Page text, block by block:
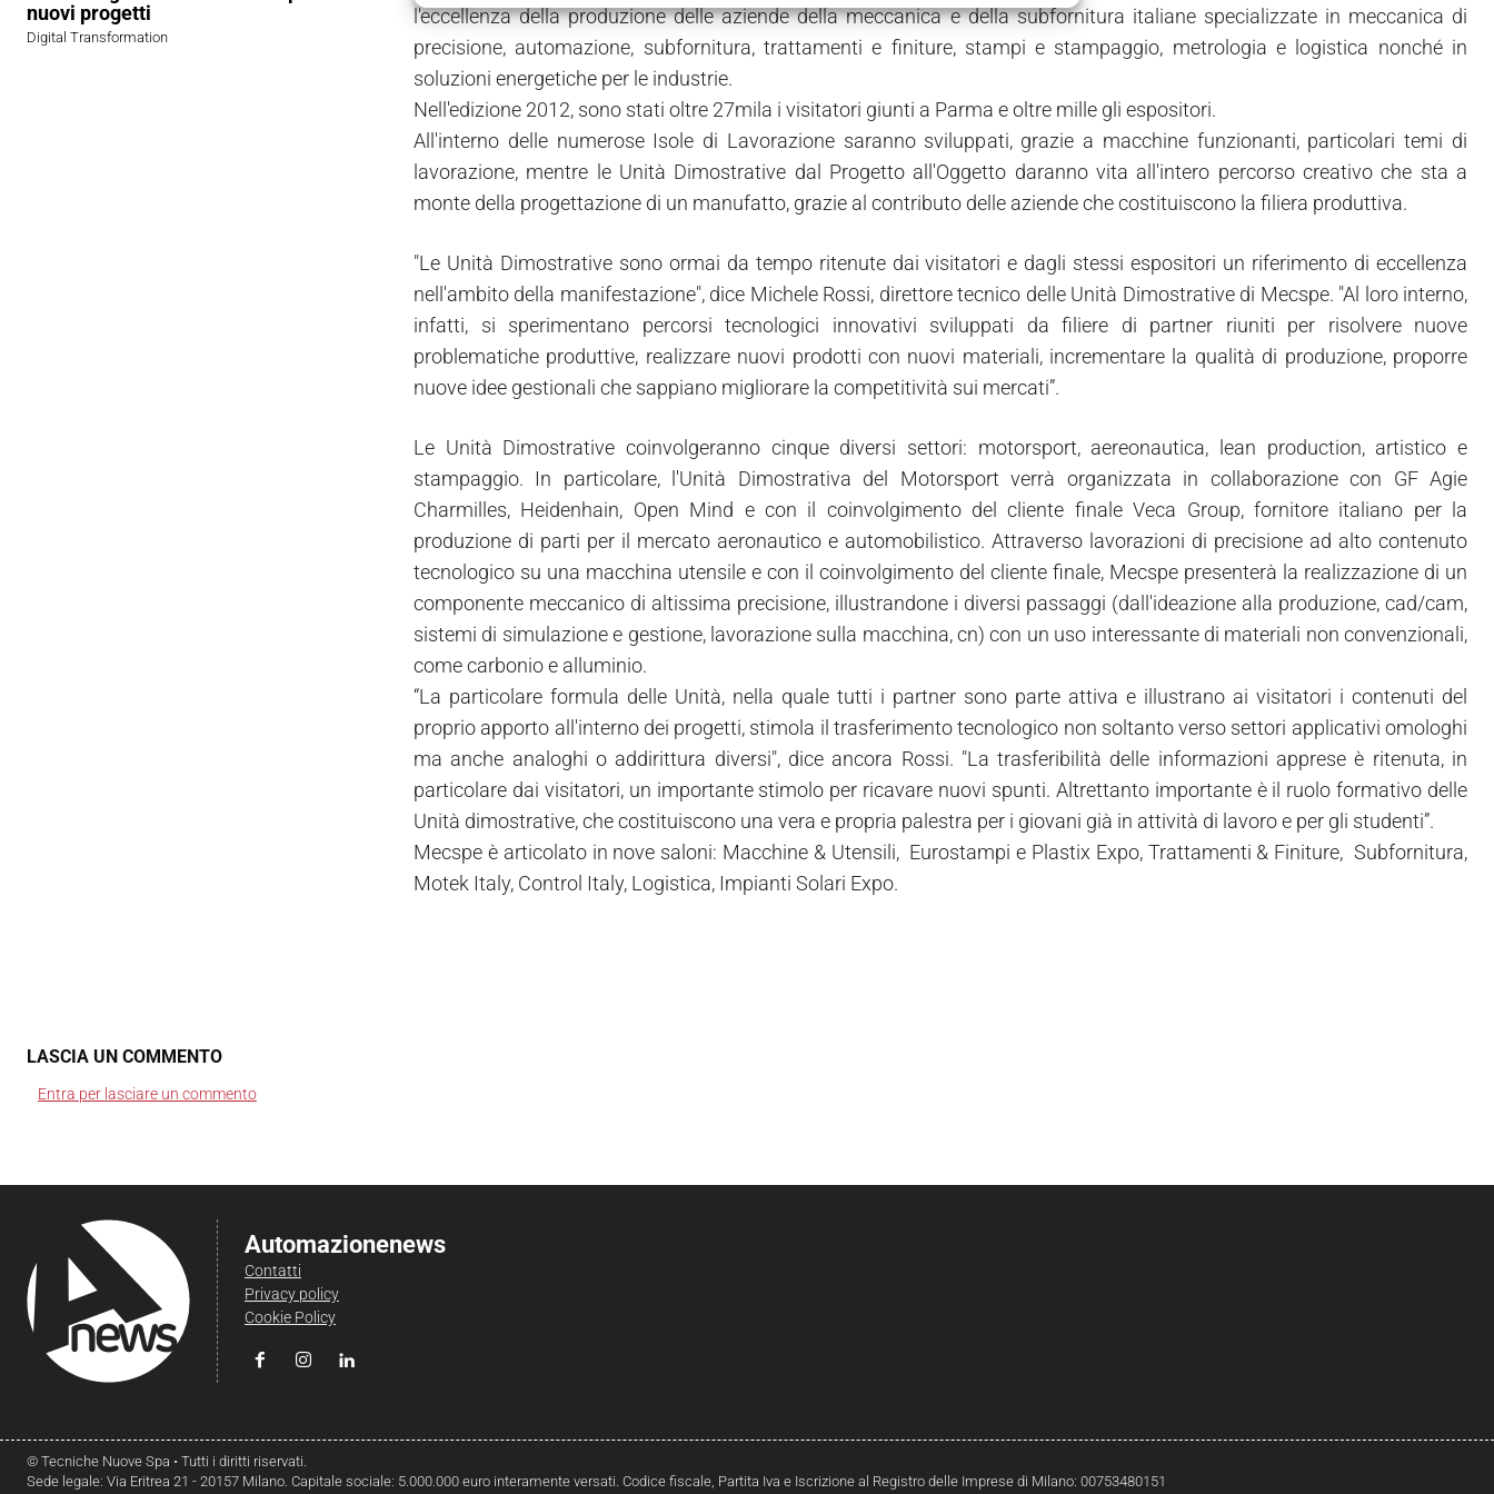
nuovi progetti
Digital Transformation
l'eccellenza della produzione delle aziende della meccanica e della subfornitura italiane specializzate in meccanica di
precisione, automazione, subfornitura, trattamenti e finiture, stampi e stampaggio, metrologia e logistica nonché in
soluzioni energetiche per le industrie.
Nell'edizione 2012, sono stati oltre 27mila i visitatori giunti a Parma e oltre mille gli espositori.
All'interno delle numerose Isole di Lavorazione saranno sviluppati, grazie a macchine funzionanti, particolari temi di
lavorazione, mentre le Unità Dimostrative dal Progetto all'Oggetto daranno vita all'intero percorso creativo che sta a
monte della progettazione di un manufatto, grazie al contributo delle aziende che costituiscono la filiera produttiva.
"Le Unità Dimostrative sono ormai da tempo ritenute dai visitatori e dagli stessi espositori un riferimento di eccellenza
nell'ambito della manifestazione", dice Michele Rossi, direttore tecnico delle Unità Dimostrative di Mecspe. "Al loro interno,
infatti, si sperimentano percorsi tecnologici innovativi sviluppati da filiere di partner riuniti per risolvere nuove
problematiche produttive, realizzare nuovi prodotti con nuovi materiali, incrementare la qualità di produzione, proporre
nuove idee gestionali che sappiano migliorare la competitività sui mercati”.
Le Unità Dimostrative coinvolgeranno cinque diversi settori: motorsport, aereonautica, lean production, artistico e
stampaggio. In particolare, l'Unità Dimostrativa del Motorsport verrà organizzata in collaborazione con GF Agie
Charmilles, Heidenhain, Open Mind e con il coinvolgimento del cliente finale Veca Group, fornitore italiano per la
produzione di parti per il mercato aeronautico e automobilistico. Attraverso lavorazioni di precisione ad alto contenuto
tecnologico su una macchina utensile e con il coinvolgimento del cliente finale, Mecspe presenterà la realizzazione di un
componente meccanico di altissima precisione, illustrandone i diversi passaggi (dall'ideazione alla produzione, cad/cam,
sistemi di simulazione e gestione, lavorazione sulla macchina, cn) con un uso interessante di materiali non convenzionali,
come carbonio e alluminio.
“La particolare formula delle Unità, nella quale tutti i partner sono parte attiva e illustrano ai visitatori i contenuti del
proprio apporto all'interno dei progetti, stimola il trasferimento tecnologico non soltanto verso settori applicativi omologhi
ma anche analoghi o addirittura diversi", dice ancora Rossi. "La trasferibilità delle informazioni apprese è ritenuta, in
particolare dai visitatori, un importante stimolo per ricavare nuovi spunti. Altrettanto importante è il ruolo formativo delle
Unità dimostrative, che costituiscono una vera e propria palestra per i giovani già in attività di lavoro e per gli studenti”.
Mecspe è articolato in nove saloni: Macchine & Utensili, Eurostampi e Plastix Expo, Trattamenti & Finiture, Subfornitura,
Motek Italy, Control Italy, Logistica, Impianti Solari Expo.
LASCIA UN COMMENTO
Entra per lasciare un commento
Automazionenews
Contatti
Privacy policy
Cookie Policy
© Tecniche Nuove Spa • Tutti i diritti riservati.
Sede legale: Via Eritrea 21 - 20157 Milano. Capitale sociale: 5.000.000 euro interamente versati. Codice fiscale, Partita Iva e Iscrizione al Registro delle Imprese di Milano: 00753480151